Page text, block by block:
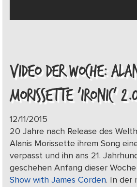
VIDEO DER WOCHE:
MORISSETTE ‚IRONIC‘
12/11/2015
20 Jahre nach Release des
Alanis Morissette ihrem Song
verpasst und ihn ans 21.
geschehen Anfang dieser
Show with James Corden. In der